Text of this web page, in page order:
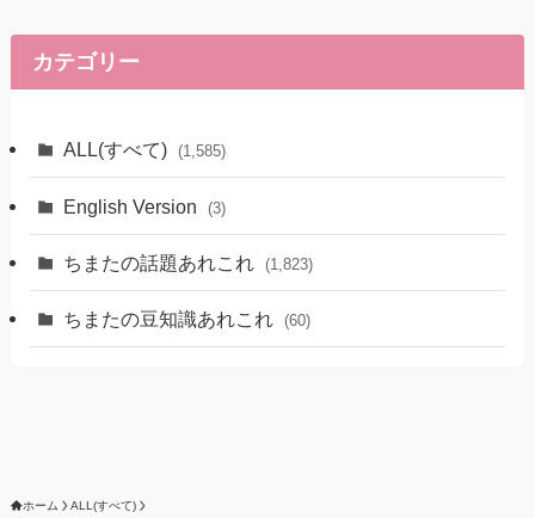
イ
ブ
カテゴリー
ALL(すべて) (1,585)
English Version (3)
ちまたの話題あれこれ (1,823)
ちまたの豆知識あれこれ (60)
ホーム ALL(すべて)